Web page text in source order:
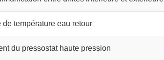
de température eau retour
du pressostat haute pression